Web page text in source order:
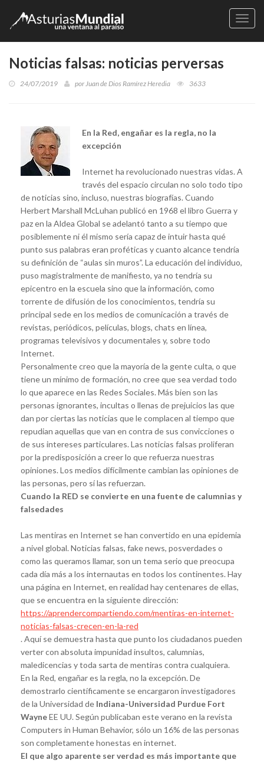
Noticias falsas: noticias perversas
24/07/2019 porJuan de Dios Ramírez Heredia 3633
En la Red, engañar es la regla, no la
excepción
Internet ha revolucionado nuestras vidas. A
través del espacio circulan no solo todo tipo
de noticias sino, incluso, nuestras biografías. Cuando
Herbert Marshall McLuhan publicó en 1968 el libro Guerra y
paz en la Aldea Global se adelantó tanto a su tiempo que
posiblemente ni él mismo sería capaz de intuir hasta qué
punto sus palabras eran proféticas y cuanto alcance tendría
su definición de “aulas sin muros”. La educación del individuo,
puso magistralmente de manifiesto, ya no tendría su
epicentro en la escuela sino que la información, como
torrente de difusión de los conocimientos, tendría su
principal sede en los medios de comunicación a través de
revistas, periódicos, películas, blogs, chats en línea,
programas televisivos y documentales y, sobre todo
Internet.
Personalmente creo que la mayoría de la gente culta, o que
tiene un mínimo de formación, no cree que sea verdad todo
lo que aparece en las Redes Sociales. Más bien son las
personas ignorantes, incultas o llenas de prejuicios las que
dan por ciertas las noticias que le complacen al tiempo que
repudian aquellas que van en contra de sus convicciones o
de sus intereses particulares. Las noticias falsas proliferan
por la predisposición a creer lo que refuerza nuestras
opiniones. Los medios difícilmente cambian las opiniones de
las personas, pero sí las refuerzan.
Cuando la RED se convierte en una fuente de calumnias y
falsedades
Las mentiras en Internet se han convertido en una epidemia
a nivel global. Noticias falsas, fake news, posverdades o
como las queramos llamar, son un tema serio que preocupa
cada día más a los internautas en todos los continentes. Hay
una página en Internet, en realidad hay centenares de ellas,
que se encuentra en la siguiente dirección:
https://aprendercompartiendo.com/mentiras-en-internet-
noticias-falsas-crecen-en-la-red
. Aquí se demuestra hasta que punto los ciudadanos pueden
verter con absoluta impunidad insultos, calumnias,
maledicencias y toda sarta de mentiras contra cualquiera.
En la Red, engañar es la regla, no la excepción. De
demostrarlo científicamente se encargaron investigadores
de la Universidad de Indiana-Universidad Purdue Fort
WayneEE UU. Según publicaban este verano en la revista
Computers in Human Behavior, sólo un 16% de las personas
son completamente honestas en internet.
El que algo aparente ser verdad es más importante que